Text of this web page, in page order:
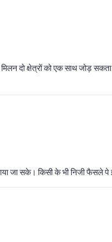
दो क्षेत्रों को एक साथ जोड़
जा सके। किसी के भी निजी फैसले पे